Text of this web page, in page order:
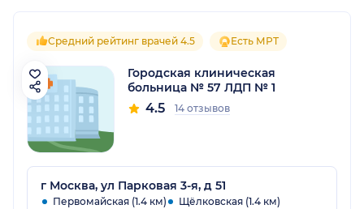
Средний рейтинг врачей 4.5 Есть МРТ
Городская клиническая
больница № 57 ЛДП № 1
4.5 14 отзывов
г Москва, ул Парковая 3-я, д 51
Первомайская (1.4 км)
Щёлковская (1.4 км)